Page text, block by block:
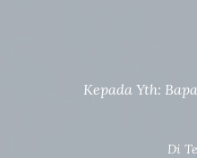
Kepada Yth:
Di